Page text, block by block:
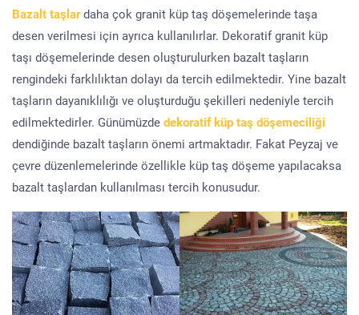
Bazalt taşlardaha çok granit küp taş döşemelerinde taşa
desen verilmesi için ayrıca kullanılırlar. Dekoratif granit küp
taşı döşemelerinde desen oluşturulurken bazalt taşların
rengindeki farklılıktan dolayı da tercih edilmektedir. Yine bazalt
taşların dayanıklılığı ve oluşturduğu şekilleri nedeniyle tercih
edilmektedirler. Günümüzde dekoratif küp taş döşemeciliği
dendiğinde bazalt taşların önemi artmaktadır. Fakat Peyzaj ve
çevre düzenlemelerinde özellikle küp taş döşeme yapılacaksa
bazalt taşlardan kullanılması tercih konusudur.